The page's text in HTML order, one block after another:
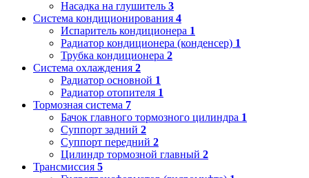
Насадка на глушитель 3
Система кондиционирования 4
Испаритель кондиционера 1
Радиатор кондиционера (конденсер) 1
Трубка кондиционера 2
Система охлаждения 2
Радиатор основной 1
Радиатор отопителя 1
Тормозная система 7
Бачок главного тормозного цилиндра 1
Суппорт задний 2
Суппорт передний 2
Цилиндр тормозной главный 2
Трансмиссия 5